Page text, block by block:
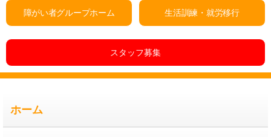
障がい者グループホーム 生活訓練・就労移行
スタッフ募集
ホーム